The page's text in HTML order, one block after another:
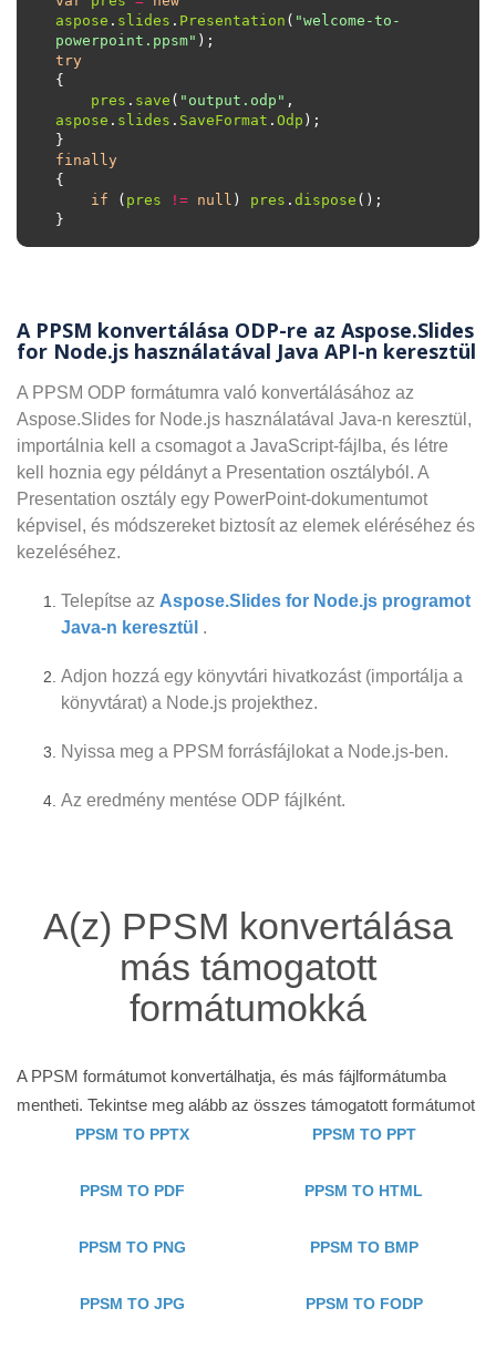
aspose . slides . Presentation ( "welcome-to-
powerpoint.ppsm"
try
pres . save ( "output.odp"
aspose . slides . SaveFormat . Odp
finally
if ( pres != null ) pres . dispose
A PPSM konvertálása ODP-re az Aspose.Slides
for Node.js használatával Java API-n keresztül
A PPSM ODP formátumra való konvertálásához az
Aspose.Slides for Node.js használatával Java-n keresztül,
importálnia kell a csomagot a JavaScript-fájlba, és létre
kell hoznia egy példányt a Presentation osztályból. A
Presentation osztály egy PowerPoint-dokumentumot
képvisel, és módszereket biztosít az elemek eléréséhez és
kezeléséhez.
Telepítse az Aspose.Slides for Node.js programot
Java-n keresztül .
Adjon hozzá egy könyvtári hivatkozást (importálja a
könyvtárat) a Node.js projekthez.
Nyissa meg a PPSM forrásfájlokat a Node.js-ben.
Az eredmény mentése ODP fájlként.
A(z) PPSM konvertálása
más támogatott
formátumokká
A PPSM formátumot konvertálhatja, és más fájlformátumba
mentheti. Tekintse meg alább az összes támogatott formátumot
PPSM TO PPTX PPSM TO PPT
PPSM TO PDF PPSM TO HTML
PPSM TO PNG PPSM TO BMP
PPSM TO JPG PPSM TO FODP